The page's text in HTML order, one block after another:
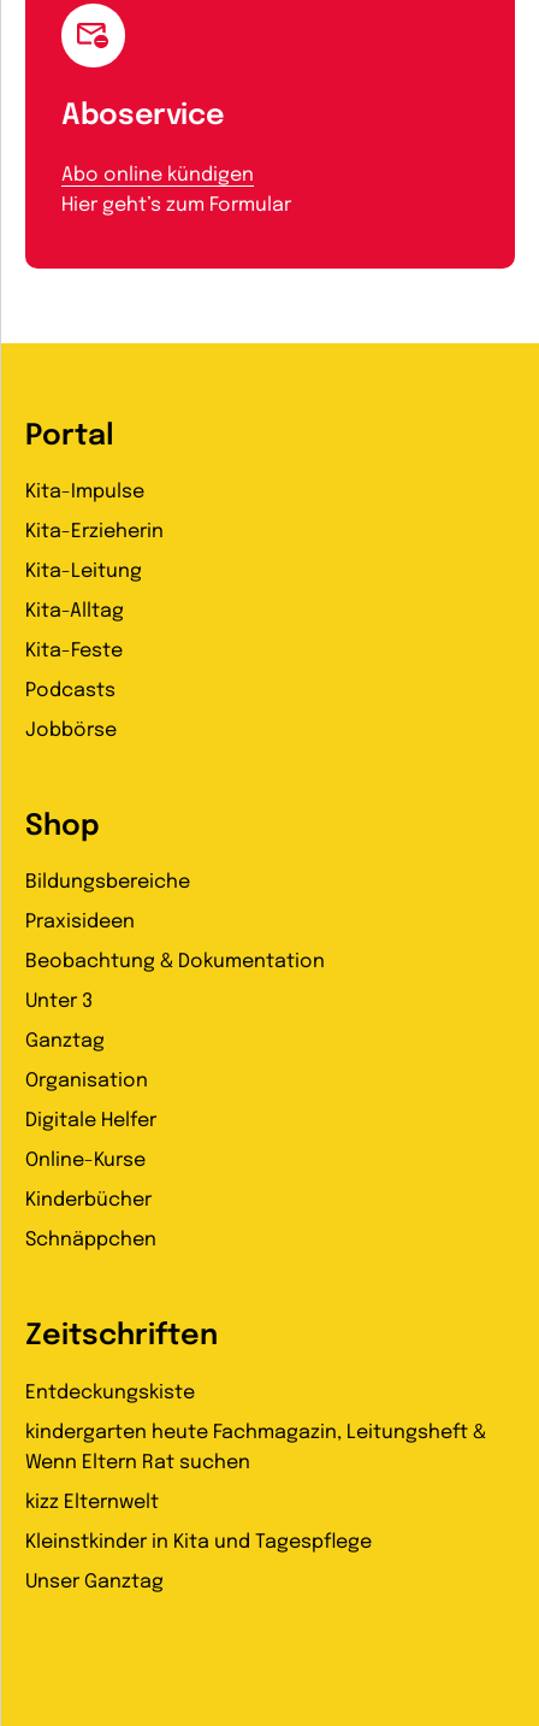
Aboservice
Abo online kündigen
Hier geht’s zum Formular
Portal
Kita-Impulse
Kita-Erzieherin
Kita-Leitung
Kita-Alltag
Kita-Feste
Podcasts
Jobbörse
Shop
Bildungsbereiche
Praxisideen
Beobachtung & Dokumentation
Unter 3
Ganztag
Organisation
Digitale Helfer
Online-Kurse
Kinderbücher
Schnäppchen
Zeitschriften
Entdeckungskiste
kindergarten heute Fachmagazin, Leitungsheft &
Wenn Eltern Rat suchen
kizz Elternwelt
Kleinstkinder in Kita und Tagespflege
Unser Ganztag